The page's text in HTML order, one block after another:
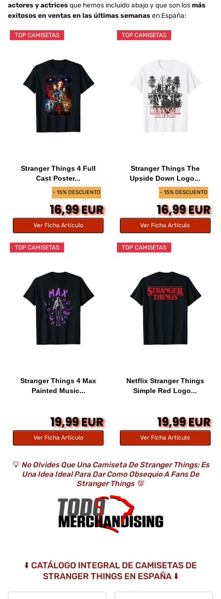
actores y actrices que hemos incluido abajo y que son losmás
exitosos en ventas en las últimas semanas en España:
- 15% DESCUENTO
TOP CAMISETAS
Stranger Things 4 Full
Cast Poster...
16,99 EUR
Ver Ficha Artículo
- 15% DESCUENTO
TOP CAMISETAS
Stranger Things The
Upside Down Logo...
16,99 EUR
Ver Ficha Artículo
TOP CAMISETAS
Stranger Things 4 Max
Painted Music...
19,99 EUR
Ver Ficha Artículo
TOP CAMISETAS
Netflix Stranger Things
Simple Red Logo...
19,99 EUR
Ver Ficha Artículo
💡No Olvides Que Una Camiseta De Stranger Things: Es
Una Idea Ideal Para Dar Como Obsequio A Fans De
Stranger Things 💯
⬇️ CATÁLOGO INTEGRAL DE CAMISETAS DE
STRANGER THINGS EN ESPAÑA ⬇️